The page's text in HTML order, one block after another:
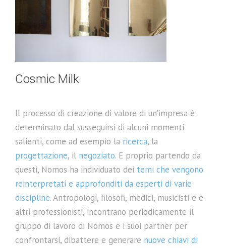
Cosmic Milk
Il processo di creazione di valore di un’impresa è
determinato dal susseguirsi di alcuni momenti
salienti, come ad esempio la ricerca, la
progettazione, il negoziato. E proprio partendo da
questi, Nomos ha individuato dei temi che vengono
reinterpretati e approfonditi da esperti di varie
discipline. Antropologi, filosofi, medici, musicisti e e
altri professionisti, incontrano periodicamente il
gruppo di lavoro di Nomos e i suoi partner per
confrontarsi, dibattere e generare nuove chiavi di